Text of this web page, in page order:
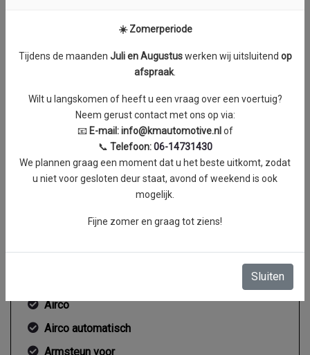
Aantal cilinders
Vermogen
107 kW / 145 PK
Topsnelheid
176 km/h
Acceleratie (0-100 km/h)
11.9 seconden
Koppel
0 Nm
Interieur
Airco
Airco automatisch
Armsteun voor
☀️ Zomerperiode
Tijdens de maanden Juli en Augustuswerken wij uitsluitend op
afspraak.
Wilt u langskomen of heeft u een vraag over een voertuig?
Neem gerust contact met ons op via:
📧 E-mail:info@kmautomotive.nlof
📞 Telefoon:06-14731430
We plannen graag een moment dat u het beste uitkomt, zodat
u niet voor gesloten deur staat, avond of weekend is ook
mogelijk.
Fijne zomer en graag tot ziens!
Sluiten